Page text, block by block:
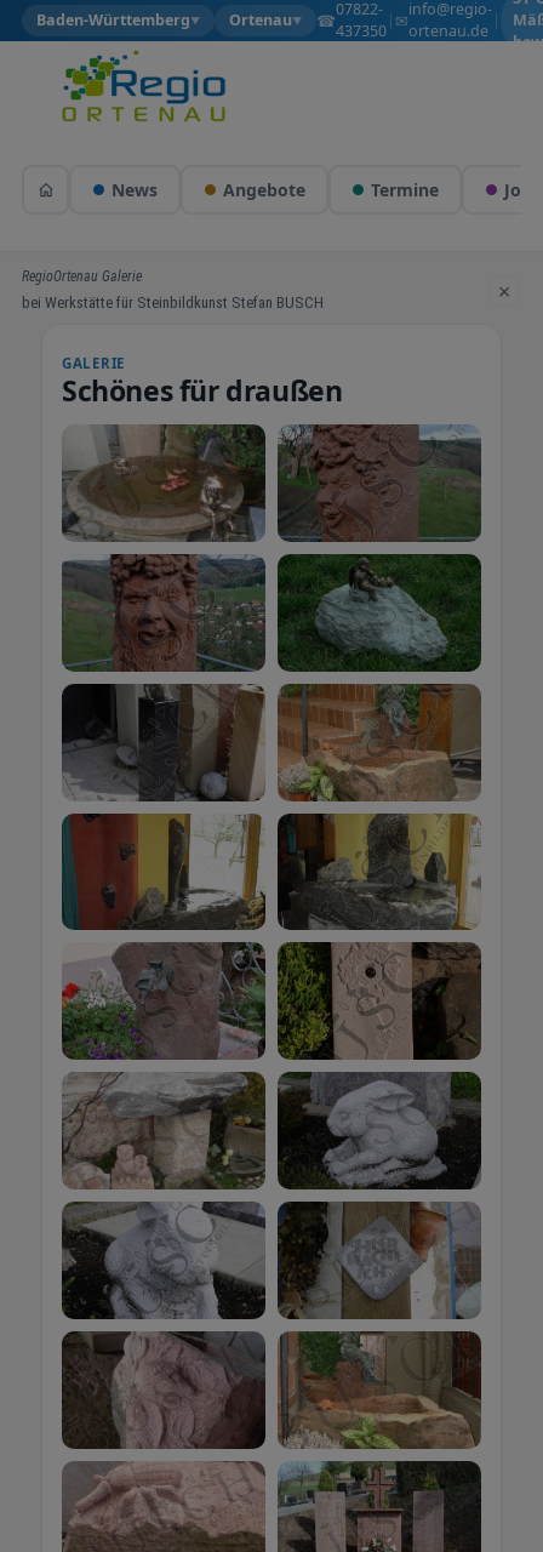
Baden-Württemberg▼ Ortenau▼ ☎07822-
437350
| ✉info@regio-
ortenau.de
|
News Angebote Termine Jobs
RegioOrtenau Galerie
bei Werkstätte für Steinbildkunst Stefan BUSCH ×
GALERIE
Schönes für draußen